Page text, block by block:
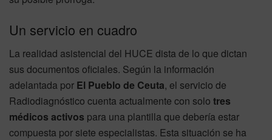
Un servicio en cuadro
La realidad asistencial del HUCE dista de lo que dictan
sus documentos oficiales. Según la información
adelantada por El Pueblo de Ceuta, el servicio de
Radiodiagnóstico cuenta actualmente con solo tres
médicos activos para una plantilla que debería estar
compuesta por siete especialistas. Esta situación se ha